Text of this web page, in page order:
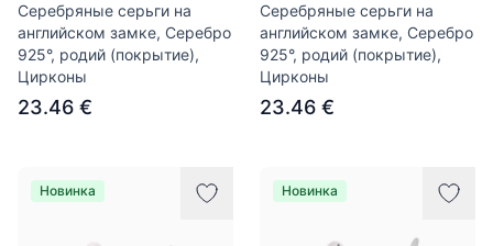
Серебряные серьги на
английском замке, Серебро
925°, родий (покрытие),
Цирконы
23.46 €
Серебряные серьги на
английском замке, Серебро
925°, родий (покрытие),
Цирконы
23.46 €
Новинка Новинка